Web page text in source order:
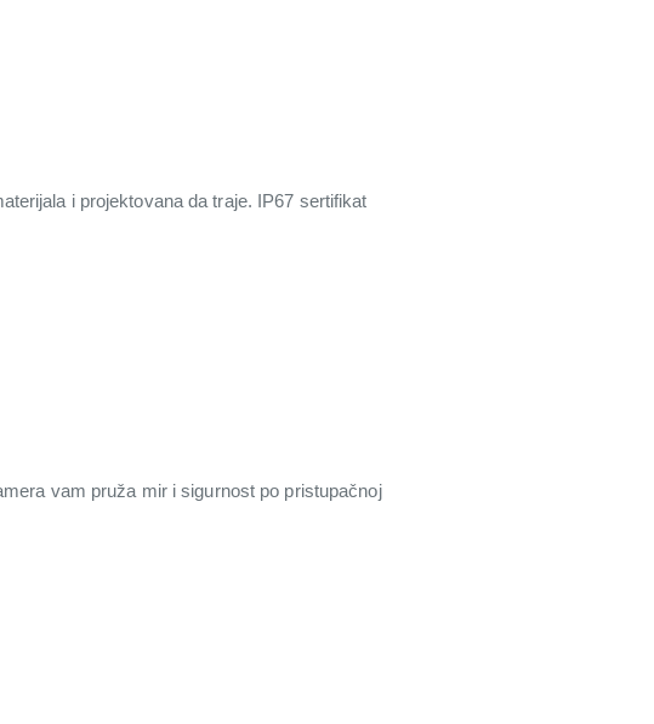
i projektovana da traje. IP67 sertifikat
vam pruža mir i sigurnost po pristupačnoj